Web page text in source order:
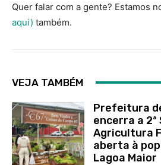
Quer falar com a gente? Estamos
aqui) também.
VEJA TAMBÉM
Prefeitura
encerra a 2ª
Agricultura
aberta à
Lagoa Maior